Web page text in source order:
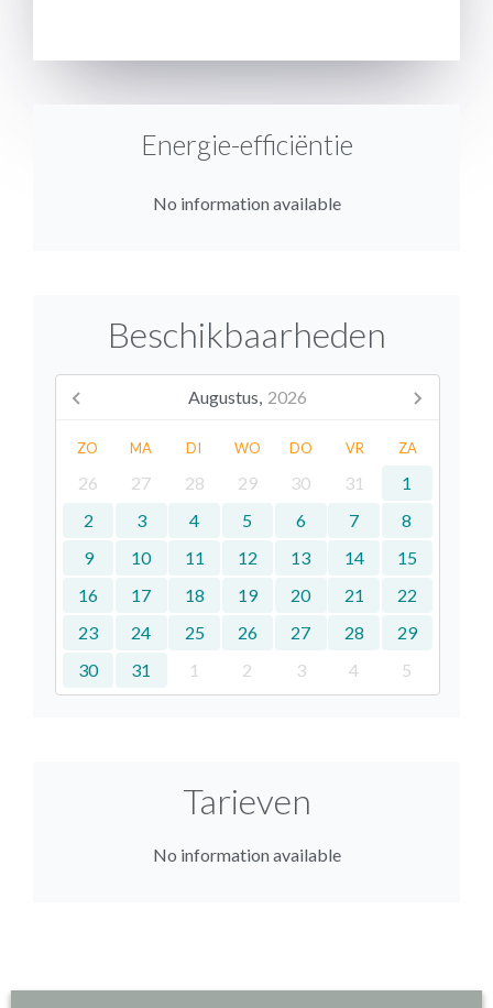
Energie-efficiëntie
No information available
Beschikbaarheden
Augustus, 2026
ZO MA DI WO DO VR ZA
26 27 28 29 30 31
1
2
3 4 5 6 7
8
9
10 11 12 13 14
15
16
17 18 19 20 21
22
23
24 25 26 27 28
29
30
31 1 2 3 4 5
Tarieven
No information available